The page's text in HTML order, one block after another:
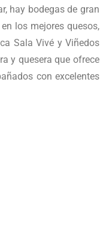
hay bodegas de gran
los mejores quesos,
Sala Vivé y Viñedos
y quesera que ofrece
con excelentes